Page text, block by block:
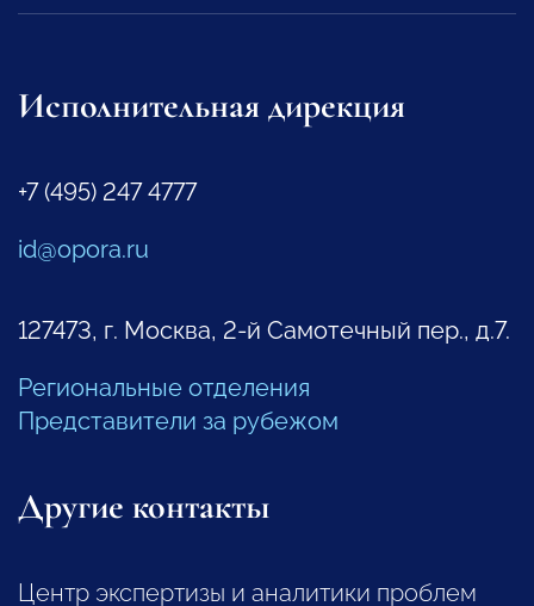
Исполнительная дирекция
+7 (495) 247 4777
id@opora.ru
127473, г. Москва, 2-й Самотечный пер., д.7.
Региональные отделения
Представители за рубежом
Другие контакты
Центр экспертизы и аналитики проблем